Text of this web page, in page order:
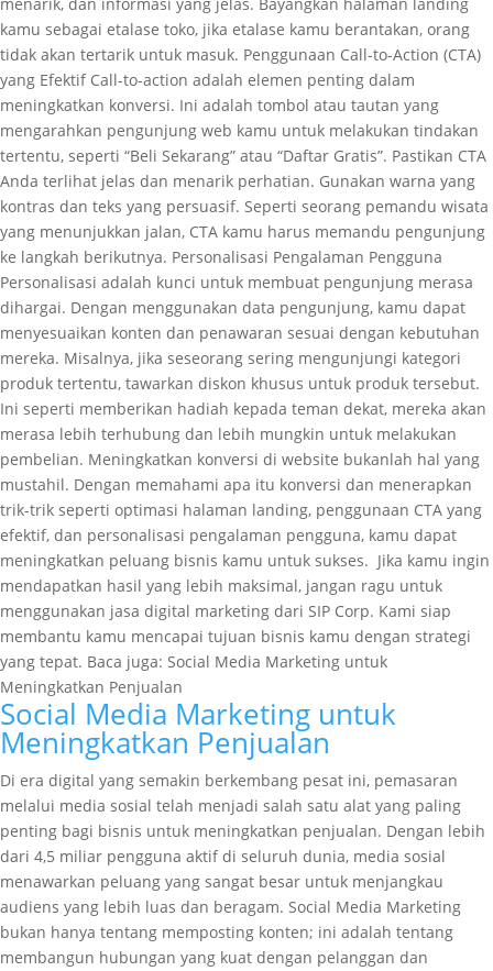
kamu sebagai etalase toko, jika etalase kamu berantakan, orang
tidak akan tertarik untuk masuk. Penggunaan Call-to-Action (CTA)
yang Efektif Call-to-action adalah elemen penting dalam
meningkatkan konversi. Ini adalah tombol atau tautan yang
mengarahkan pengunjung web kamu untuk melakukan tindakan
tertentu, seperti “Beli Sekarang” atau “Daftar Gratis”. Pastikan CTA
Anda terlihat jelas dan menarik perhatian. Gunakan warna yang
kontras dan teks yang persuasif. Seperti seorang pemandu wisata
yang menunjukkan jalan, CTA kamu harus memandu pengunjung
ke langkah berikutnya. Personalisasi Pengalaman Pengguna
Personalisasi adalah kunci untuk membuat pengunjung merasa
dihargai. Dengan menggunakan data pengunjung, kamu dapat
menyesuaikan konten dan penawaran sesuai dengan kebutuhan
mereka. Misalnya, jika seseorang sering mengunjungi kategori
produk tertentu, tawarkan diskon khusus untuk produk tersebut.
Ini seperti memberikan hadiah kepada teman dekat, mereka akan
merasa lebih terhubung dan lebih mungkin untuk melakukan
pembelian. Meningkatkan konversi di website bukanlah hal yang
mustahil. Dengan memahami apa itu konversi dan menerapkan
trik-trik seperti optimasi halaman landing, penggunaan CTA yang
efektif, dan personalisasi pengalaman pengguna, kamu dapat
meningkatkan peluang bisnis kamu untuk sukses. Jika kamu ingin
mendapatkan hasil yang lebih maksimal, jangan ragu untuk
menggunakan jasa digital marketing dari SIP Corp. Kami siap
membantu kamu mencapai tujuan bisnis kamu dengan strategi
yang tepat. Baca juga: Social Media Marketing untuk
Meningkatkan Penjualan
Social Media Marketing untuk
Meningkatkan Penjualan
Di era digital yang semakin berkembang pesat ini, pemasaran
melalui media sosial telah menjadi salah satu alat yang paling
penting bagi bisnis untuk meningkatkan penjualan. Dengan lebih
dari 4,5 miliar pengguna aktif di seluruh dunia, media sosial
menawarkan peluang yang sangat besar untuk menjangkau
audiens yang lebih luas dan beragam. Social Media Marketing
bukan hanya tentang memposting konten; ini adalah tentang
membangun hubungan yang kuat dengan pelanggan dan